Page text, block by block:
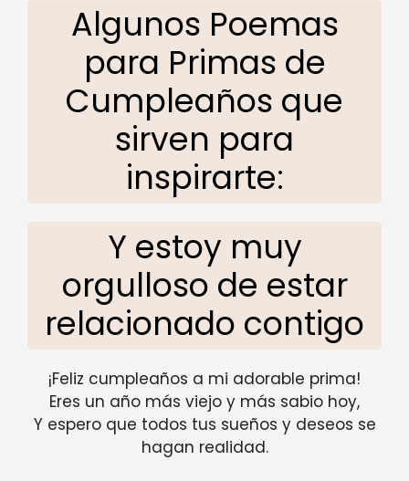
Algunos Poemas
para Primas de
Cumpleaños que
sirven para
inspirarte:
Y estoy muy
orgulloso de estar
relacionado contigo
¡Feliz cumpleaños a mi adorable prima!
Eres un año más viejo y más sabio hoy,
Y espero que todos tus sueños y deseos se
hagan realidad.